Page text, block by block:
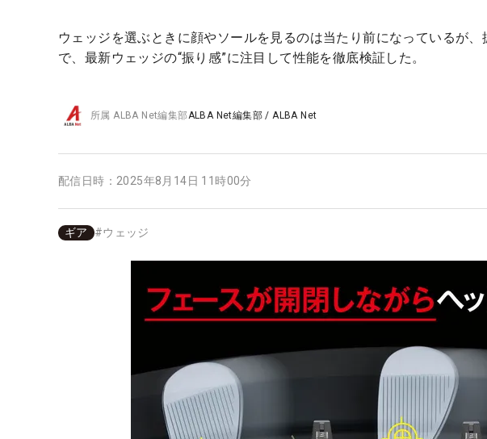
ウェッジを選ぶときに顔やソールを見るのは当たり前になっているが
で、最新ウェッジの“振り感”に注目して性能を徹底検証した。
所属ALBA Net編集部ALBA Net編集部 /ALBA Net
配信日時： 2025年8月14日 11時00分
ギア #ウェッジ